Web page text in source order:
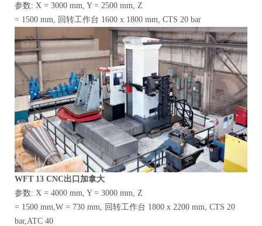
参数: X = 3000 mm, Y = 2500 mm, Z
= 1500 mm, 回转工作台 1600 x 1800 mm, CTS 20 bar
WFT 13 CNC出口加拿大
参数: X = 4000 mm, Y = 3000 mm, Z
= 1500 mm,W = 730 mm, 回转工作台 1800 x 2200 mm, CTS 20
bar,ATC 40